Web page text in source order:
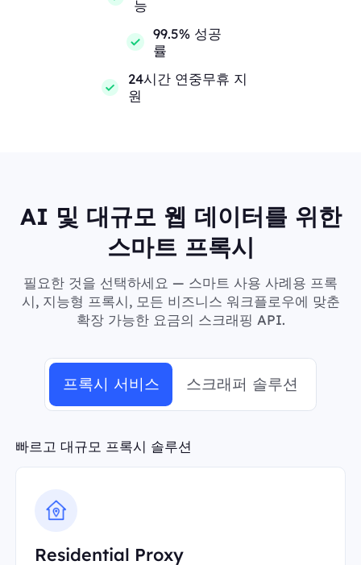
능
99.5% 성공
률
24시간 연중무휴 지
원
AI 및 대규모 웹 데이터를 위한
스마트 프록시
필요한 것을 선택하세요 — 스마트 사용 사례용 프록
시, 지능형 프록시, 모든 비즈니스 워크플로우에 맞춘
확장 가능한 요금의 스크래핑 API.
프록시 서비스 스크래퍼 솔루션
빠르고 대규모 프록시 솔루션
Residential Proxy